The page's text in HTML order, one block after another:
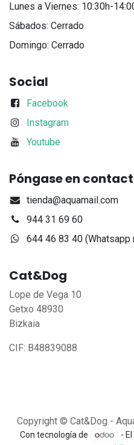
Lunes a Viernes: 10:30h-
Sábados: Cerrado
Domingo: Cerrado
Social
Facebook
Instagram
Youtube
Póngase en
tienda@aquamail.com
944 31 69 60
644 46 83 40 (Whatsapp
Cat&Dog
Lope de Vega 10
Getxo 48930
Bizkaia
CIF: B48839088
Copyright © Cat&Dog -
Con tecnología de -